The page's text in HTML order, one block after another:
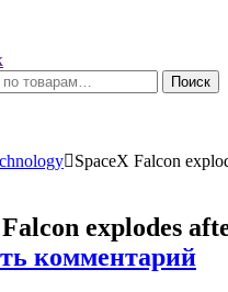
Поиск
SpaceX Falcon
Falcon explodes
комментарий